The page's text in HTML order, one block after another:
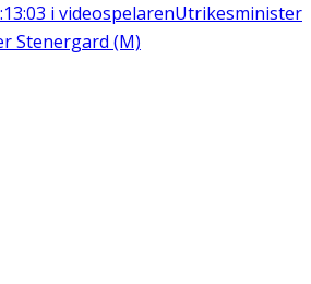
i videospelarenUtrikesminister
Stenergard (M)